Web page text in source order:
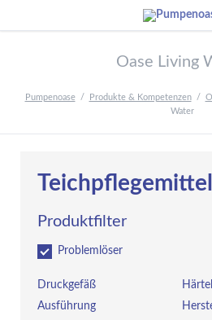
Oase Living
Pumpenoase Produkte & Kompetenzen
Water
Teichpflegemittel
Produktfilter
Problemlöser
Druckgefäß
Ausführung